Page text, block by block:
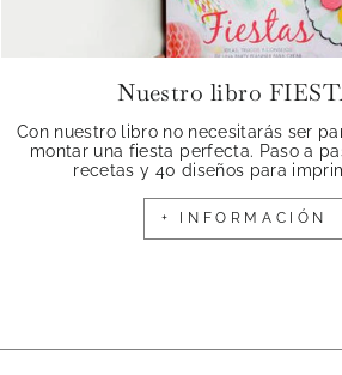
Nuestro libro
Con nuestro libro no necesitarás ser
montar una fiesta perfecta. Paso a
recetas y 40 diseños para
+ INFORMACIÓN